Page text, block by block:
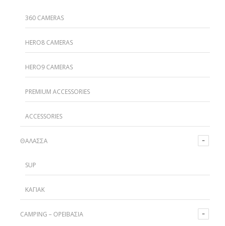
360 CAMERAS
HERO8 CAMERAS
HERO9 CAMERAS
PREMIUM ACCESSORIES
ACCESSORIES
ΘΆΛΑΣΣΑ
SUP
ΚΑΓΙΆΚ
CAMPING – ΟΡΕΙΒΑΣΊΑ